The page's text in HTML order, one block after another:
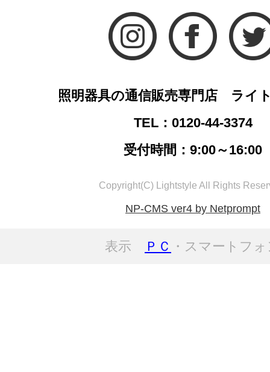
照明器具の通信販売専門店 ライ
TEL：0120-44-3374
受付時間：9:00～16:00
Copyright(C) Lightstyle All Rights
NP-CMS ver4 by Netprompt
表示 ＰＣ ・スマートフ